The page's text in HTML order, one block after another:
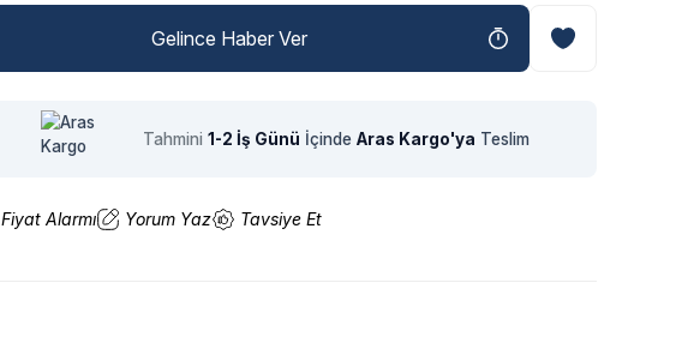
Gelince Haber Ver
Tahmini 1-2 İş Günü İçinde Aras Kargo'ya Teslim
Fiyat Alarmı Yorum Yaz Tavsiye Et